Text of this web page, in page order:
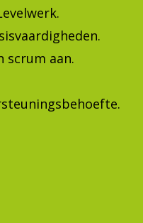
scrum aan.